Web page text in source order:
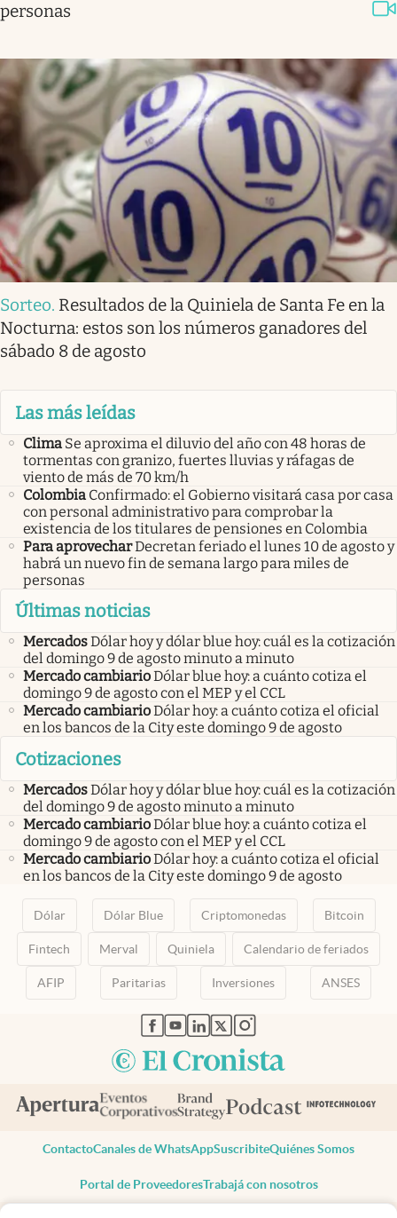
personas
Sorteo. Resultados de la Quiniela de Santa Fe en la
Nocturna: estos son los números ganadores del
sábado 8 de agosto
Las más leídas
Clima Se aproxima el diluvio del año con 48 horas de
tormentas con granizo, fuertes lluvias y ráfagas de
viento de más de 70 km/h
Colombia Confirmado: el Gobierno visitará casa por casa
con personal administrativo para comprobar la
existencia de los titulares de pensiones en Colombia
Para aprovecharDecretan feriado el lunes 10 de agosto y
habrá un nuevo fin de semana largo para miles de
personas
Últimas noticias
MercadosDólar hoy y dólar blue hoy: cuál es la cotización
del domingo 9 de agosto minuto a minuto
Mercado cambiarioDólar blue hoy: a cuánto cotiza el
domingo 9 de agosto con el MEP y el CCL
Mercado cambiarioDólar hoy: a cuánto cotiza el oficial
en los bancos de la City este domingo 9 de agosto
Cotizaciones
MercadosDólar hoy y dólar blue hoy: cuál es la cotización
del domingo 9 de agosto minuto a minuto
Mercado cambiarioDólar blue hoy: a cuánto cotiza el
domingo 9 de agosto con el MEP y el CCL
Mercado cambiarioDólar hoy: a cuánto cotiza el oficial
en los bancos de la City este domingo 9 de agosto
Dólar Dólar Blue Criptomonedas Bitcoin
Fintech Merval Quiniela Calendario de feriados
AFIP Paritarias Inversiones ANSES
abre en nueva pestaña
abre en nueva pestaña
abre en nueva pestaña
abre en nueva pestaña
abre en nueva pestaña
ContactoCanales de WhatsAppSuscribiteQuiénes Somos
Portal de ProveedoresTrabajá con nosotros